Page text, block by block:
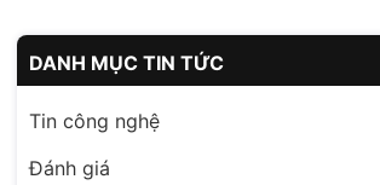
DANH MỤC TIN TỨC
Tin công nghệ
Đánh giá